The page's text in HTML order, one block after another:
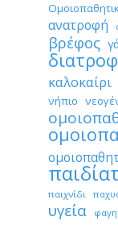
ανατροφή
βρέφος
καλοκαίρι
νήπιο
παιχνίδι
υγεία